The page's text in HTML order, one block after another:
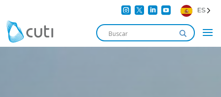
    ES